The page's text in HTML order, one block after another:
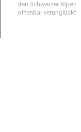
den Schweizer Alpen
offenbar verunglückt